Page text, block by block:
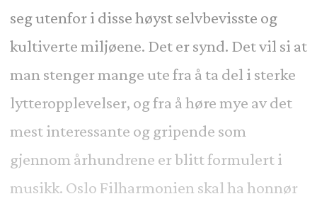
seg utenfor i disse høyst selvbevisste og
kultiverte miljøene. Det er synd. Det vil si at
man stenger mange ute fra å ta del i sterke
lytteropplevelser, og fra å høre mye av det
mest interessante og gripende som
gjennom århundrene er blitt formulert i
musikk. Oslo Filharmonien skal ha honnør